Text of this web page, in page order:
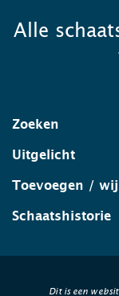
Alle
Zoeken
Uitgelicht
Toevoegen /
Schaatshistorie
Dit is een